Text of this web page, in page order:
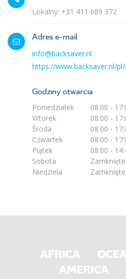
Lokalny: +31 411 689 372
Adres e-mail
info@backsaver.nl
https://www.backsaver.nl/
Godziny otwarcia
Poniedziałek
08:00 -
Wtorek
08:00 -
Środa
08:00 -
Czwartek
08:00 -
Piątek
08:00 -
Sobota
Zamknięte
Niedziela
Zamknięte
AFRICA
AMERICA